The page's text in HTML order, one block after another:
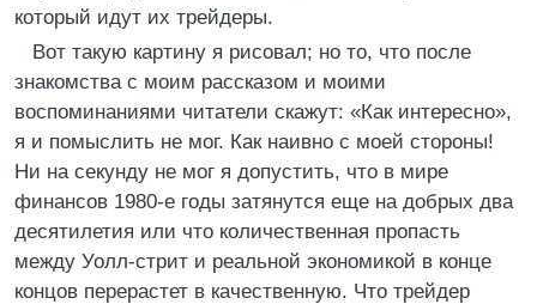
который идут их трейдеры.
Вот такую картину я рисовал; но то, что после
знакомства с моим рассказом и моими
воспоминаниями читатели скажут: «Как интересно»,
я и помыслить не мог. Как наивно с моей стороны!
Ни на секунду не мог я допустить, что в мире
финансов 1980-е годы затянутся еще на добрых два
десятилетия или что количественная пропасть
между Уолл-стрит и реальной экономикой в конце
концов перерастет в качественную. Что трейдер